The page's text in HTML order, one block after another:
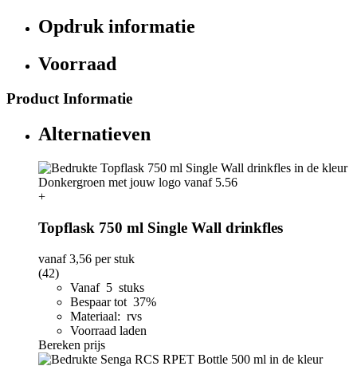
Opdruk informatie
Voorraad
Product Informatie
Alternatieven
+
Topflask 750 ml Single Wall drinkfles
vanaf3,56 per stuk
(42)
Vanaf 5 stuks
Bespaar tot 37%
Materiaal: rvs
Voorraad laden
Bereken prijs